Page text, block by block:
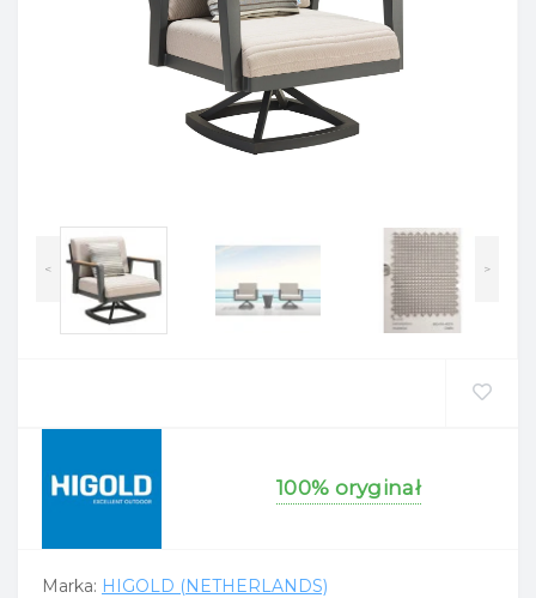
< >
100% oryginał
Marka: HIGOLD (NETHERLANDS)